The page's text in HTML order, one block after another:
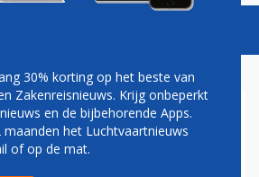
AIRPORT VANAF
NACHTS MET DE
30% korting op het beste van
Zakenreisnieuws. Krijg onbeperkt
en de bijbehorende Apps.
het Luchtvaartnieuws
of op de mat.